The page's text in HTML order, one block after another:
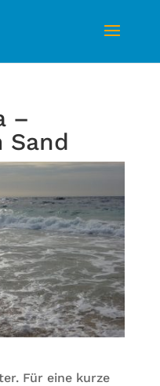
–
Sand
Für eine kurze